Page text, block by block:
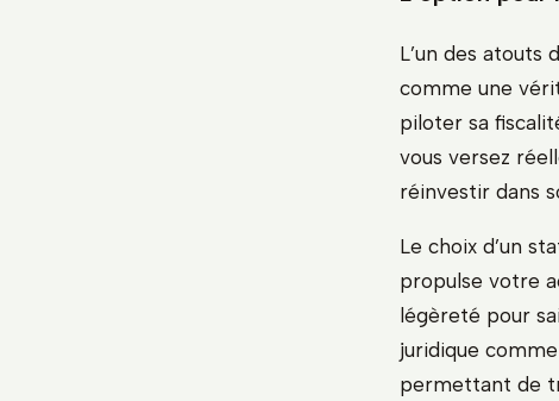
L’un des atouts
comme une
piloter sa
vous versez
réinvestir dans
Le choix d’un
propulse votre
légèreté pour
juridique
permettant de